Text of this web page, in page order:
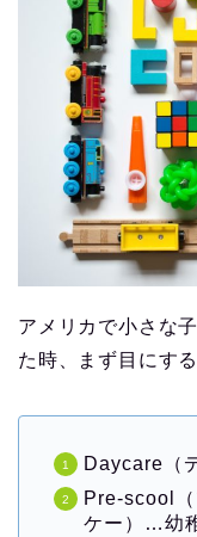
アメリカで小さな
た時、まず目にす
Daycare（
Pre-scool
ケー）…幼